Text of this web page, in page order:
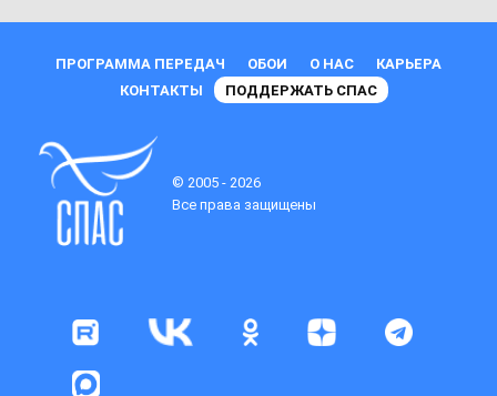
ПРОГРАММА ПЕРЕДАЧ ОБОИ О НАС
КАРЬЕРА
КОНТАКТЫ
ПОДДЕРЖАТЬ СПАС
© 2005 - 2026
Все права защищены